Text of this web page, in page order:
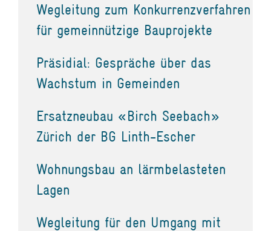
Wegleitung zum Konkurrenzverfahren
für gemeinnützige Bauprojekte
Präsidial: Gespräche über das
Wachstum in Gemeinden
Ersatzneubau «Birch Seebach»
Zürich der BG Linth-Escher
Wohnungsbau an lärmbelasteten
Lagen
Wegleitung für den Umgang mit